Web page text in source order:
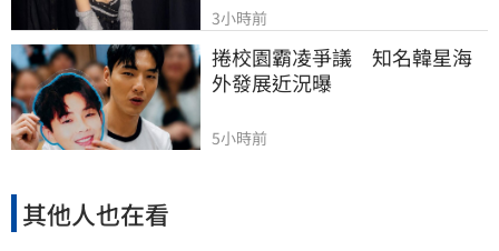
3小時前
捲校園霸凌爭議　知名韓星海
外發展近況曝
5小時前
其他人也在看